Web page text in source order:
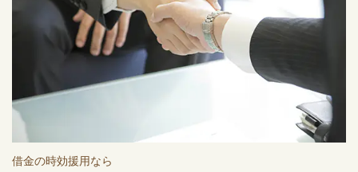
借金の時効援用なら